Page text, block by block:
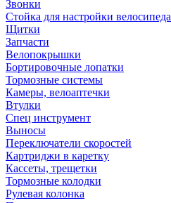
Звонки
Стойка для настройки велосипеда
Щитки
Запчасти
Велопокрышки
Бортировочные лопатки
Тормозные системы
Камеры, велоаптечки
Втулки
Спец инструмент
Выносы
Переключатели скоростей
Картриджи в каретку
Кассеты, трещетки
Тормозные колодки
Рулевая колонка